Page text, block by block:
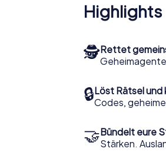
Highlights
🕵Rettet
🔒Löst Rätsel
Codes,
🤝Bündelt eure
Stärken.